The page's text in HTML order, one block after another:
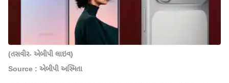
(તસવીર- એબીપી લાઇવ)
Source : એબીપી અસ્મિતા